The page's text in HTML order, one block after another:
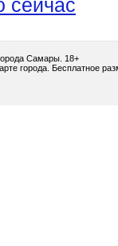
сейчас
Самары. 18+
города. Бесплатное